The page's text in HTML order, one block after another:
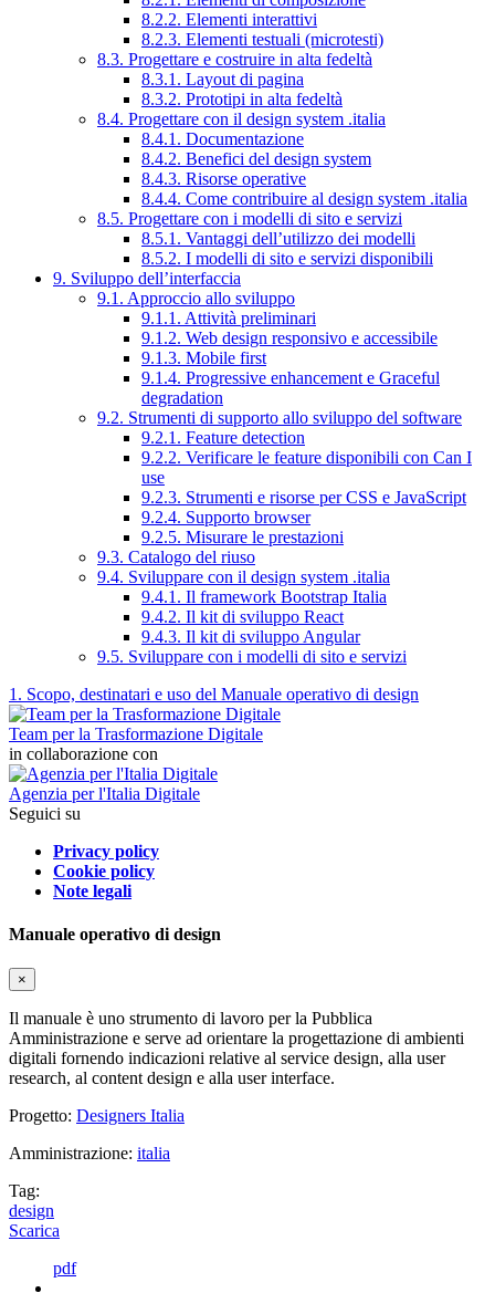
8.2.2. Elementi interattivi
8.2.3. Elementi testuali (microtesti)
8.3. Progettare e costruire in alta fedeltà
8.3.1. Layout di pagina
8.3.2. Prototipi in alta fedeltà
8.4. Progettare con il design system .italia
8.4.1. Documentazione
8.4.2. Benefici del design system
8.4.3. Risorse operative
8.4.4. Come contribuire al design system .italia
8.5. Progettare con i modelli di sito e servizi
8.5.1. Vantaggi dell’utilizzo dei modelli
8.5.2. I modelli di sito e servizi disponibili
9. Sviluppo dell’interfaccia
9.1. Approccio allo sviluppo
9.1.1. Attività preliminari
9.1.2. Web design responsivo e accessibile
9.1.3. Mobile first
9.1.4. Progressive enhancement e Graceful
degradation
9.2. Strumenti di supporto allo sviluppo del software
9.2.1. Feature detection
9.2.2. Verificare le feature disponibili con Can I
use
9.2.3. Strumenti e risorse per CSS e JavaScript
9.2.4. Supporto browser
9.2.5. Misurare le prestazioni
9.3. Catalogo del riuso
9.4. Sviluppare con il design system .italia
9.4.1. Il framework Bootstrap Italia
9.4.2. Il kit di sviluppo React
9.4.3. Il kit di sviluppo Angular
9.5. Sviluppare con i modelli di sito e servizi
1. Scopo, destinatari e uso del Manuale operativo di design
Team per la Trasformazione Digitale
in collaborazione con
Agenzia per l'Italia Digitale
Seguici su
Privacy policy
Cookie policy
Note legali
Manuale operativo di design
×
Il manuale è uno strumento di lavoro per la Pubblica
Amministrazione e serve ad orientare la progettazione di ambienti
digitali fornendo indicazioni relative al service design, alla user
research, al content design e alla user interface.
Progetto: Designers Italia
Amministrazione: italia
Tag:
design
Scarica
pdf